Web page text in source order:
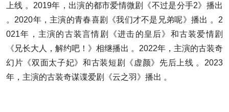
上线 。2019年，出演的都市爱情微剧《不过是分手2》播出
。2020年，主演的青春喜剧《我们才不是兄弟呢》播出 。2
021年，主演的古装言情剧《进击的皇后》和古装爱情剧
《兄长大人，解约吧！》相继播出 。2022年，主演的古装奇
幻片《双面太子妃》和古装短剧《虚颜》先后上线 。2023
年，主演的古装奇谋谍爱剧《云之羽》播出 。